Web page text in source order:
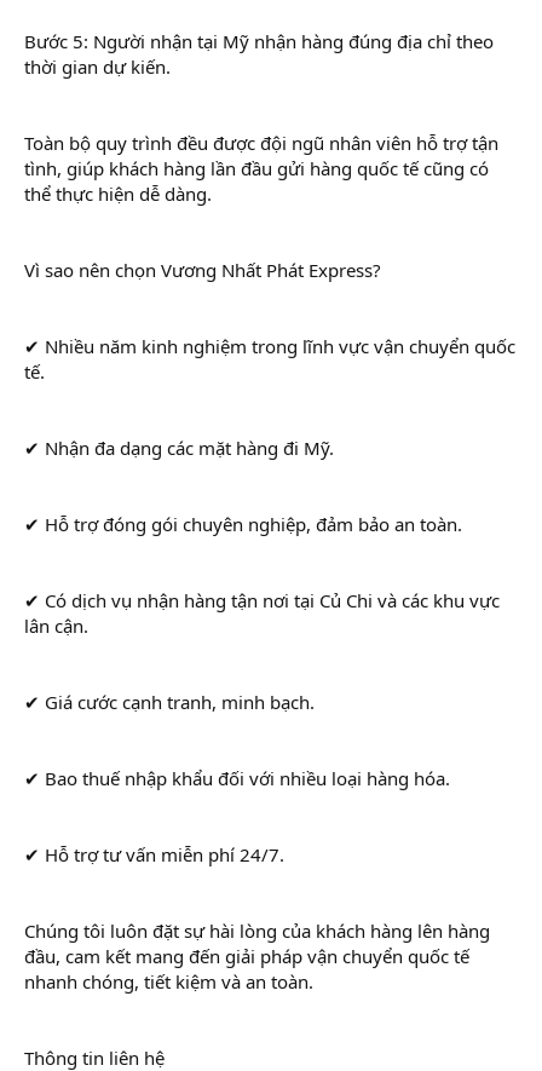
Bước 5: Người nhận tại Mỹ nhận hàng đúng địa chỉ theo
thời gian dự kiến.
Toàn bộ quy trình đều được đội ngũ nhân viên hỗ trợ tận
tình, giúp khách hàng lần đầu gửi hàng quốc tế cũng có
thể thực hiện dễ dàng.
Vì sao nên chọn Vương Nhất Phát Express?
✔ Nhiều năm kinh nghiệm trong lĩnh vực vận chuyển quốc
tế.
✔ Nhận đa dạng các mặt hàng đi Mỹ.
✔ Hỗ trợ đóng gói chuyên nghiệp, đảm bảo an toàn.
✔ Có dịch vụ nhận hàng tận nơi tại Củ Chi và các khu vực
lân cận.
✔ Giá cước cạnh tranh, minh bạch.
✔ Bao thuế nhập khẩu đối với nhiều loại hàng hóa.
✔ Hỗ trợ tư vấn miễn phí 24/7.
Chúng tôi luôn đặt sự hài lòng của khách hàng lên hàng
đầu, cam kết mang đến giải pháp vận chuyển quốc tế
nhanh chóng, tiết kiệm và an toàn.
Thông tin liên hệ